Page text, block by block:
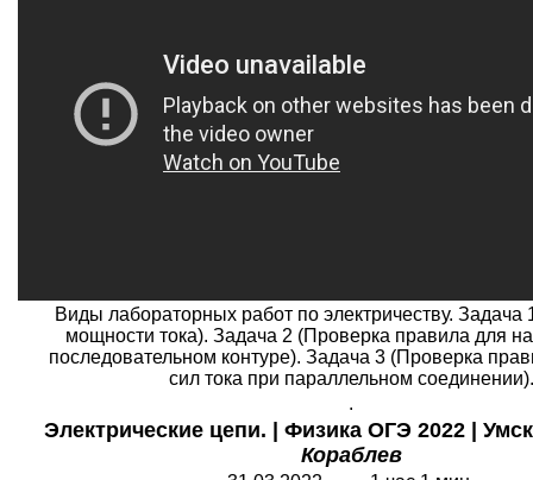
Виды лабораторных работ по электричеству. Задача
мощности тока). Задача 2 (Проверка правила для
последовательном контуре). Задача 3 (Проверка
сил тока при параллельном соединении).
.
Электрические цепи. | Физика ОГЭ 2022 |
Кораблев